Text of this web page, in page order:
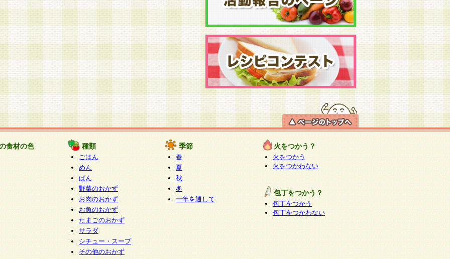
食材の色 種類
ごはん
めん
ぱん
野菜のおかず
お肉のおかず
お魚のおかず
たまごのおかず
サラダ
シチュー・スープ
その他のおかず
季節
春
夏
秋
冬
一年を通して
火をつかう？
火をつかう
火をつかわない
包丁をつかう？
包丁をつかう
包丁をつかわない